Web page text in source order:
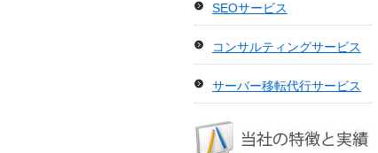
SEOサービス
コンサルティングサービス
サーバー移転代行サービス